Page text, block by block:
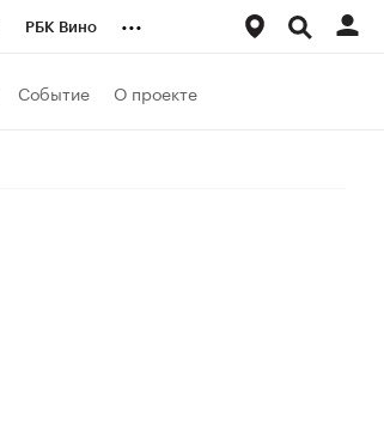
РБК Вино ...
Событие О проекте